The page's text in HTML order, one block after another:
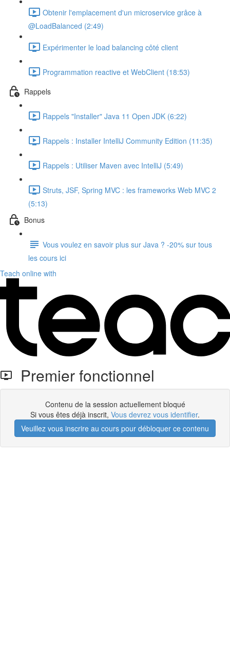
Obtenir l'emplacement d'un microservice grâce à
@LoadBalanced (2:49)
Expérimenter le load balancing côté client
Programmation reactive et WebClient (18:53)
Rappels
Rappels "Installer" Java 11 Open JDK (6:22)
Rappels : Installer IntelliJ Community Edition (11:35)
Rappels : Utiliser Maven avec IntelliJ (5:49)
Struts, JSF, Spring MVC : les frameworks Web MVC 2
(5:13)
Bonus
Vous voulez en savoir plus sur Java ? -20% sur tous
les cours ici
Teach online with
Premier fonctionnel
Contenu de la session actuellement bloqué
Si vous êtes déjà inscrit, Vous devrez vous identifier.
Veuillez vous inscrire au cours pour débloquer ce contenu